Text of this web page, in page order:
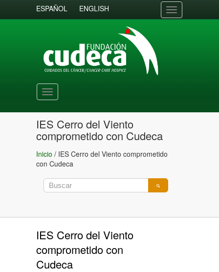
ESPAÑOL ENGLISH
Toggle
navigation
Toggle
navigation
IES Cerro del Viento
comprometido con Cudeca
Inicio / IES Cerro del Viento comprometido
con Cudeca
IES Cerro del Viento
comprometido con
Cudeca